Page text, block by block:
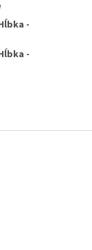
-
-